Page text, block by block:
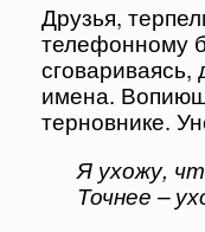
Друзья,
телефонному
сговариваясь,
имена.
терновнике.
Я ухожу,
Точнее –